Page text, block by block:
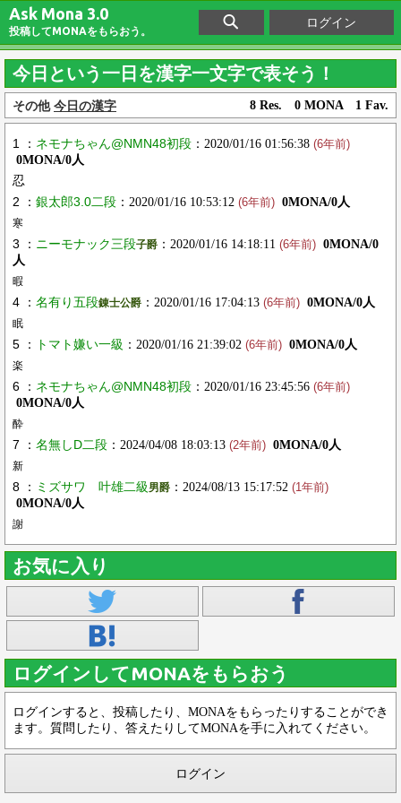
Ask Mona 3.0
投稿してMONAをもらおう。
ログイン
今日という一日を漢字一文字で表そう！
その他 今日の漢字 8 Res. 0 MONA 1 Fav.
1 ： ネモナちゃん@NMN48初段 ：2020/01/16 01:56:38 (6年前)
0MONA/0人
忍
2 ： 銀太郎3.0二段 ：2020/01/16 10:53:12 (6年前) 0MONA/0人
寒
3 ： ニーモナック三段子爵 ：2020/01/16 14:18:11 (6年前) 0MONA/0
人
暇
4 ： 名有り五段錬士公爵 ：2020/01/16 17:04:13 (6年前) 0MONA/0人
眠
5 ： トマト嫌い一級 ：2020/01/16 21:39:02 (6年前) 0MONA/0人
楽
6 ： ネモナちゃん@NMN48初段 ：2020/01/16 23:45:56 (6年前)
0MONA/0人
酔
7 ： 名無しD二段 ：2024/04/08 18:03:13 (2年前) 0MONA/0人
新
8 ： ミズサワ 叶雄二級 男爵 ：2024/08/13 15:17:52 (1年前)
0MONA/0人
謝
お気に入り
ログインしてMONAをもらおう
ログインすると、投稿したり、MONAをもらったりすることができ
ます。質問したり、答えたりしてMONAを手に入れてください。
ログイン